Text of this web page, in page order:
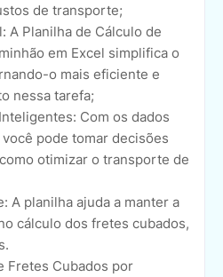
de transporte;
A Planilha de Cálculo de
em Excel simplifica o
o mais eficiente e
nessa tarefa;
Com os dados
pode tomar decisões
otimizar o transporte de
A planilha ajuda a manter a
cálculo dos fretes cubados,
Fretes Cubados por